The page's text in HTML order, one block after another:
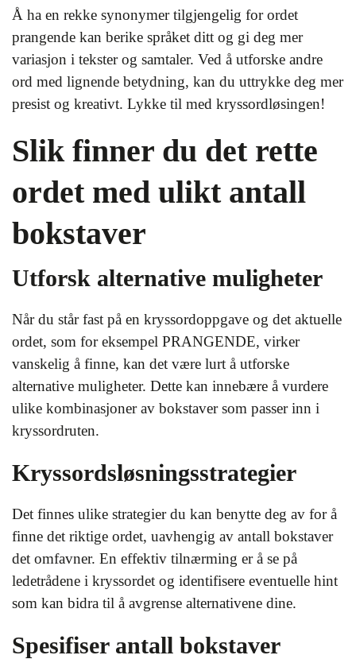
Å ha en rekke synonymer tilgjengelig for ordet
prangende kan berike språket ditt og gi deg mer
variasjon i tekster og samtaler. Ved å utforske andre
ord med lignende betydning, kan du uttrykke deg mer
presist og kreativt. Lykke til med kryssordløsingen!
Slik finner du det rette
ordet med ulikt antall
bokstaver
Utforsk alternative muligheter
Når du står fast på en kryssordoppgave og det aktuelle
ordet, som for eksempel PRANGENDE, virker
vanskelig å finne, kan det være lurt å utforske
alternative muligheter. Dette kan innebære å vurdere
ulike kombinasjoner av bokstaver som passer inn i
kryssordruten.
Kryssordsløsningsstrategier
Det finnes ulike strategier du kan benytte deg av for å
finne det riktige ordet, uavhengig av antall bokstaver
det omfavner. En effektiv tilnærming er å se på
ledetrådene i kryssordet og identifisere eventuelle hint
som kan bidra til å avgrense alternativene dine.
Spesifiser antall bokstaver